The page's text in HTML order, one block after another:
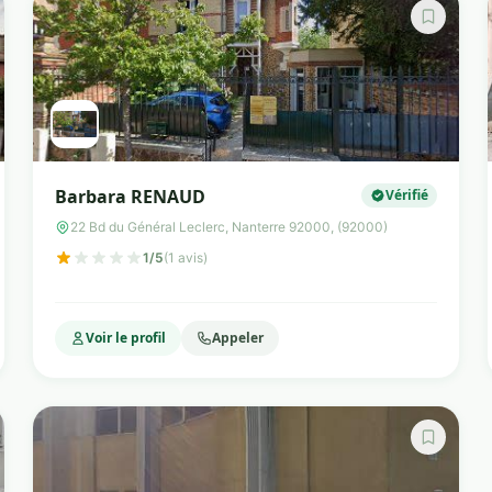
Barbara RENAUD Vérifié
22 Bd du Général Leclerc, Nanterre 92000, (92000)
1/5(1 avis)
Voir le profil Appeler